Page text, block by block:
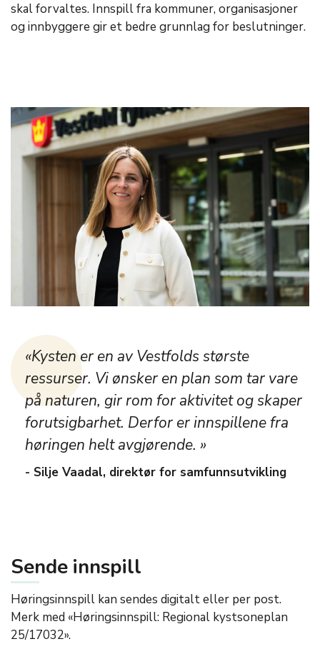
skal forvaltes. Innspill fra kommuner, organisasjoner
og innbyggere gir et bedre grunnlag for beslutninger.
«Kysten er en av Vestfolds største
ressurser. Vi ønsker en plan som tar vare
på naturen, gir rom for aktivitet og skaper
forutsigbarhet. Derfor er innspillene fra
høringen helt avgjørende. »
- Silje Vaadal, direktør for samfunnsutvikling
Sende innspill
Høringsinnspill kan sendes digitalt eller per post.
Merk med «Høringsinnspill: Regional kystsoneplan
25/17032».